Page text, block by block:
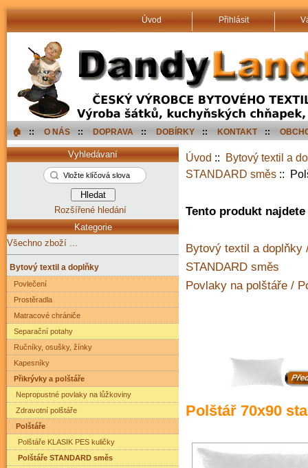
Úvod Přihlásit
🏠︎ :: O NÁS :: DOPRAVA :: DOBÍRKY :: KONTAKT ::
Úvod :: Bytový textil a
STANDARD směs ::
Tento produkt
Bytový textil a
STANDARD směs
Povlaky na polštáře /
Polštář 70x90
Vyhledávaní
Rozšířené hledání
Kategorie
Všechno zboží ...
Bytový textil a doplňky
Povlečení
Prostěradla
Matracové chrániče
Separační potahy
Ručníky, osušky, žínky
Kapesníky
Přikrývky a polštáře
Nepropustné povlaky na lůžkoviny
Zdravotní polštáře
Polštáře
Polštáře KLASIK PES kuličky
Polštáře STANDARD směs